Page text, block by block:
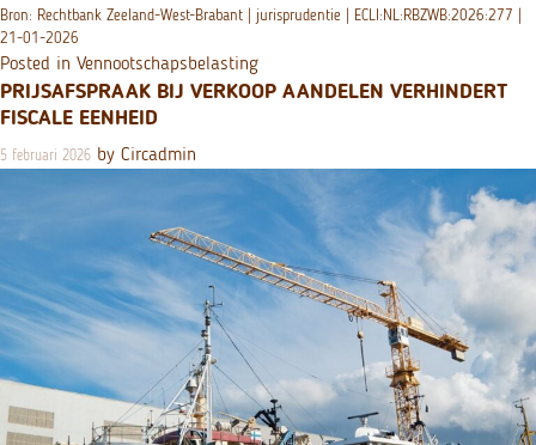
Bron: Rechtbank Zeeland-West-Brabant | jurisprudentie | ECLI:NL:RBZWB:2026:277 |
21-01-2026
Posted in Vennootschapsbelasting
PRIJSAFSPRAAK BIJ VERKOOP AANDELEN VERHINDERT
FISCALE EENHEID
5 februari 2026 by Circadmin